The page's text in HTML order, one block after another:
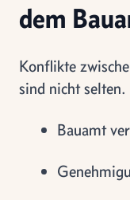
dem
Konflikte
sind nicht
Bauamt